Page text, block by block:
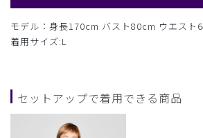
モデル：身長170cm バスト80cm ウエスト
着用サイズ:L
セットアップで着用できる商品